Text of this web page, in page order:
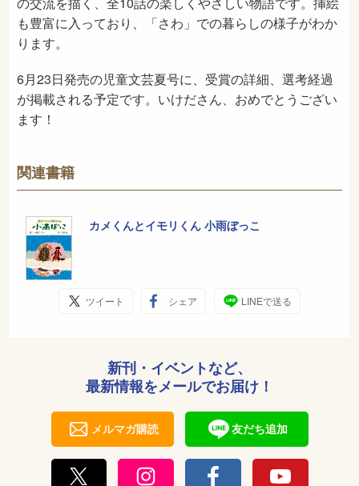
も豊富に入っており、「さわ」での暮らしの様子がわか
ります。
6月23日発売の児童文芸夏号に、受賞の詳細、選考経過
が掲載される予定です。いけださん、おめでとうござい
ます！
関連書籍
カメくんとイモリくん 小雨ぼっこ
ツイート シェア LINEで送る
新刊・イベントなど、
最新情報をメールでお届け！
メルマガ購読 友だち追加